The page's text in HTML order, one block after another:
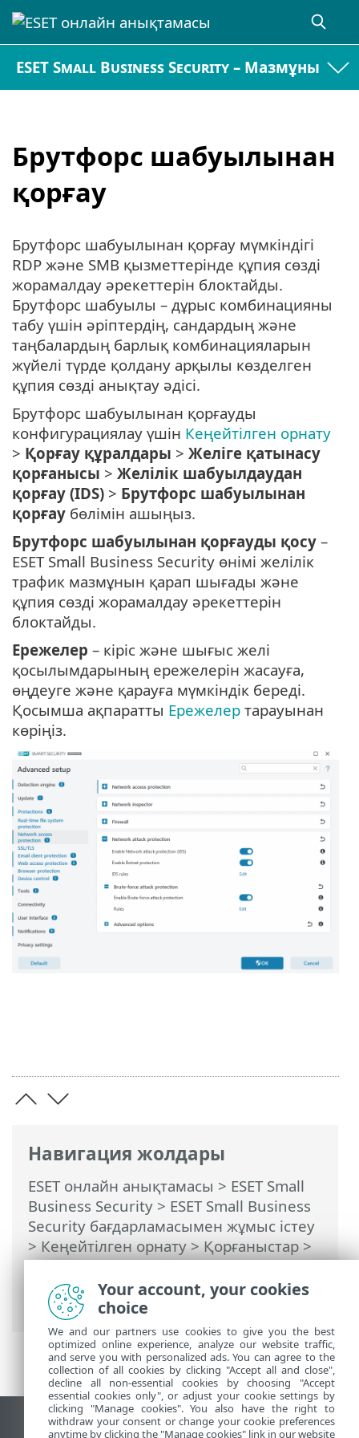
ESET Small Business Security – Мазмұны
Брутфорс шабуылынан
қорғау
Навигация жолдары
ESET онлайн анықтамасы > ESET Small
Business Security > ESET Small Business
Security бағдарламасымен жұмыс істеу
> Кеңейтілген орнату>Қорғаныстар>
Желіге қатынасу қорғанысы>Желілік
шабуылдан қорғау (IDS) > Брутфорс
шабуылынан қорғау
Брутфорс шабуылынан қорғау мүмкіндігі
RDP және SMB қызметтерінде құпия сөзді
жорамалдау әрекеттерін блоктайды.
Брутфорс шабуылы – дұрыс комбинацияны
табу үшін әріптердің, сандардың және
таңбалардың барлық комбинацияларын
жүйелі түрде қолдану арқылы көзделген
құпия сөзді анықтау әдісі.
Брутфорс шабуылынан қорғауды
конфигурациялау үшін Кеңейтілген орнату
> Қорғау құралдары > Желіге қатынасу
қорғанысы > Желілік шабуылдаудан
қорғау (IDS) > Брутфорс шабуылынан
қорғау бөлімін ашыңыз.
Брутфорс шабуылынан қорғауды қосу –
ESET Small Business Security өнімі желілік
трафик мазмұнын қарап шығады және
құпия сөзді жорамалдау әрекеттерін
блоктайды.
Ережелер – кіріс және шығыс желі
қосылымдарының ережелерін жасауға,
өңдеуге және қарауға мүмкіндік береді.
Қосымша ақпаратты Ережелер тарауынан
көріңіз.
Жұмыс үстеліндегі сайтты қарау
Your account, your cookies
choice
We and our partners use cookies to give you the best
optimized online experience, analyze our website traffic,
and serve you with personalized ads. You can agree to the
collection of all cookies by clicking "Accept all and close",
decline all non-essential cookies by choosing "Accept
essential cookies only", or adjust your cookie settings by
clicking "Manage cookies". You also have the right to
withdraw your consent or change your cookie preferences
anytime by clicking the "Manage cookies" link in our website